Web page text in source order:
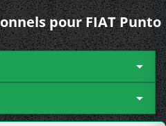
pour FIAT Punto

